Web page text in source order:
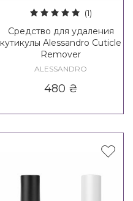
(1)
Средство для удаления
кутикулы Alessandro Cuticle
Remover
ALESSANDRO
480 ₴